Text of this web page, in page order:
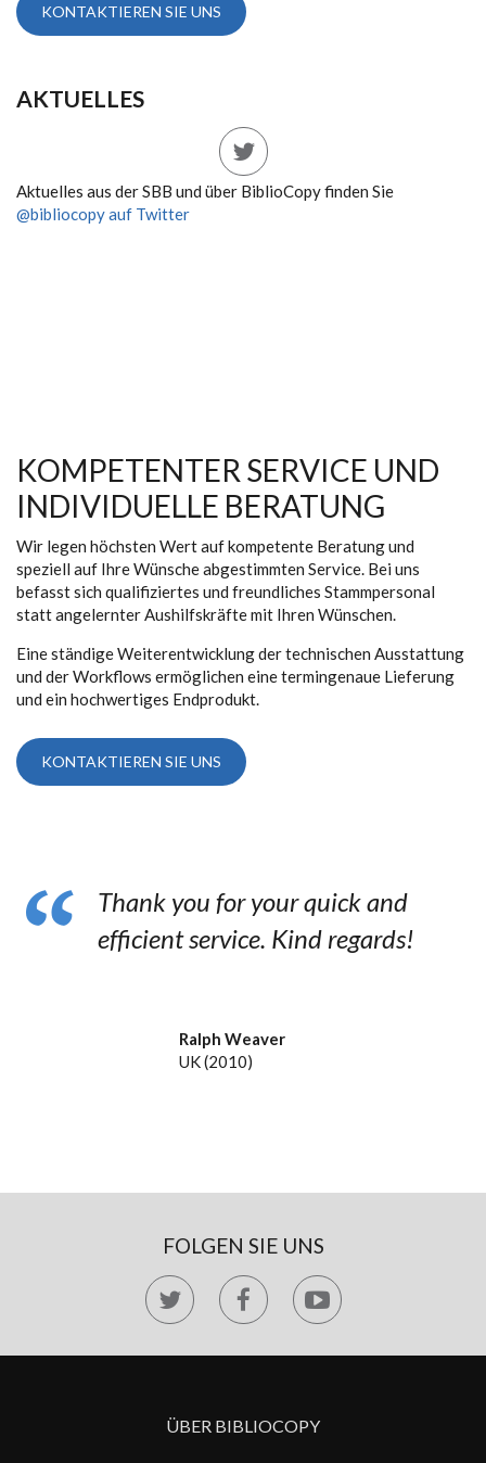
KONTAKTIEREN SIE UNS
AKTUELLES
Aktuelles aus der SBB und über BiblioCopy finden Sie
@bibliocopy auf Twitter
KOMPETENTER SERVICE UND
INDIVIDUELLE BERATUNG
Wir legen höchsten Wert auf kompetente Beratung und
speziell auf Ihre Wünsche abgestimmten Service. Bei uns
befasst sich qualifiziertes und freundliches Stammpersonal
statt angelernter Aushilfskräfte mit Ihren Wünschen.
Eine ständige Weiterentwicklung der technischen Ausstattung
und der Workflows ermöglichen eine termingenaue Lieferung
und ein hochwertiges Endprodukt.
KONTAKTIEREN SIE UNS
Thank you for your quick and
efficient service. Kind regards!
Ralph Weaver
UK (2010)
FOLGEN SIE UNS
ÜBER BIBLIOCOPY